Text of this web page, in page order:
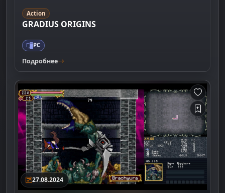
Action
GRADIUS ORIGINS
PC
Подробнее
27.08.2024